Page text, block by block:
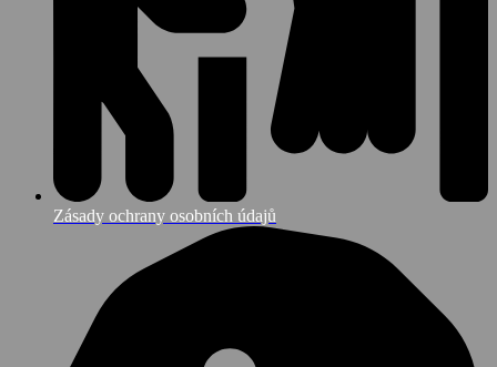
Zásady ochrany osobních údajů